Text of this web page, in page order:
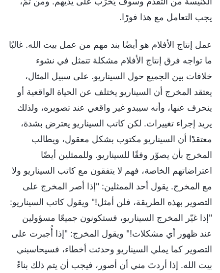
يجب التعامل مع هذا فورًا.
عمل إنتاج الأفلام هو أيضًا بند مهم من عمل بيت الله. غالبًا
ما تواجه فرق إنتاج الأفلام مشكلة تتمثل في نشوء
خلافات بين الجميع حول السيناريو. على سبيل المثال،
يعتقد المخرج أن السيناريو يختلف عن الحياة الواقعية أو
ينحرف عنها، وأنه سيبدو غير واقعي عند تصويره، ولذلك
يريد إجراء تغييرات. لكن كاتب السيناريو يعترض بشدة،
معتقدًا أن السيناريو مكتوب بشكل معقول، ويطالب
المخرج بأن يصوّر وفقًا للسيناريو. وللممثلين أيضًا
اعتراضاتهم الخاصة، فهم لا يتفقون مع كاتب السيناريو ولا
مع المخرج. يقول أحد الممثلين: "إذا أصر المخرج على
التصوير بهذه الطريقة، فلن أمثل!" ويقول كاتب السيناريو:
"إذا غيّر المخرج السيناريو، فستكونون جميعًا مسؤولين
عند ظهور أي مشكلات!" ويقول المخرج: "إذا أُجبرت على
التصوير كما يملي السيناريو وحدثت أخطاء، فسيحاسبني
بيت الله. إذا أردتَ مني أن أصور، فيجب أن يتم ذلك بناءً